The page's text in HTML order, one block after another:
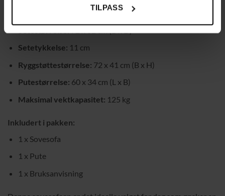
TILPASS
72 x 190 x 25 cm (B x D x H)
Setetykkelse: 11 cm
Ryggstøttestørrelse: 72 x 41 cm (B x H)
Putestørrelse: 60 x 34 cm (L x B)
Maksimal vektkapasitet: 125 kg
Inkludert i pakken:
1 x Sovesofa
1 x Pute
1 x Bruksanvisning